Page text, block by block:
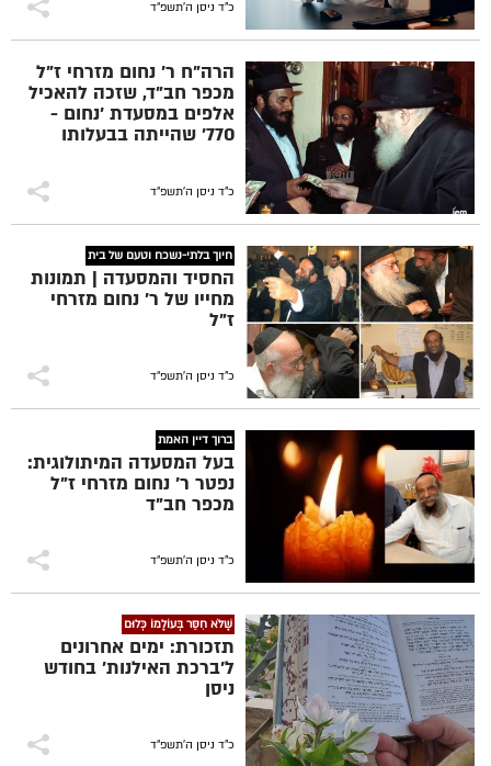
כ"ד ניסן ה׳תשפ״ד
הרה"ח ר' נחום מזרחי ז"ל
מכפר חב"ד, שזכה להאכיל
אלפים במסעדת 'נחום -
770' שהייתה בבעלותו
של הרבי
כ"ד ניסן ה׳תשפ״ד
חיוך בלתי-נשכח וטעם של בית
החסיד והמסעדה | תמונות
מחייו של ר' נחום מזרחי
ז"ל
כ"ד ניסן ה׳תשפ״ד
ברוך דיין האמת
בעל המסעדה המיתולוגית:
נפטר ר' נחום מזרחי ז"ל
מכפר חב"ד
כ"ד ניסן ה׳תשפ״ד
שֶׁלֹּא חִסֵּר בְּעוֹלָמוֹ כְּלוּם
תזכורת: ימים אחרונים
ל'ברכת האילנות' בחודש
ניסן
כ"ד ניסן ה׳תשפ״ד